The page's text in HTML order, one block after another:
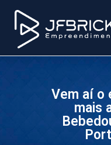
Vem aí o
mais